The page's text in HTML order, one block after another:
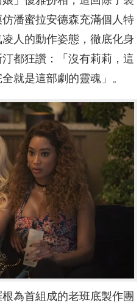
潘蜜拉安德森充滿個人特
人的動作姿態，徹底化身
都狂讚：「沒有莉莉，這
就是這部劇的靈魂」。
為首組成的老班底製作團